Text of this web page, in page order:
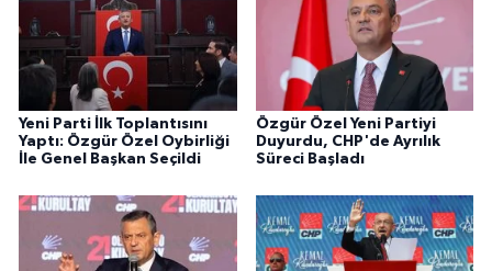
Yeni Parti İlk Toplantısını
Yaptı: Özgür Özel Oybirliği
İle Genel Başkan Seçildi
Özgür Özel Yeni Partiyi
Duyurdu, CHP'de Ayrılık
Süreci Başladı